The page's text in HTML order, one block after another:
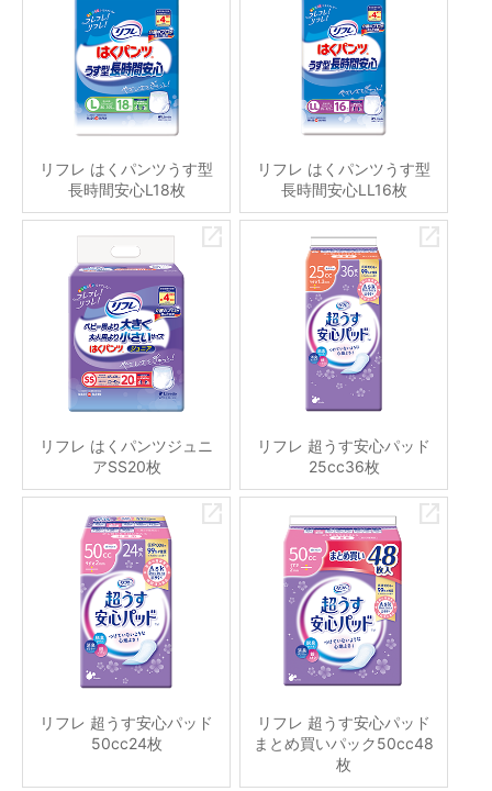
リフレ はくパンツうす型
長時間安心L18枚
リフレ はくパンツうす型
長時間安心LL16枚
リフレ はくパンツジュニ
アSS20枚
リフレ 超うす安心パッド
25cc36枚
リフレ 超うす安心パッド
50cc24枚
リフレ 超うす安心パッド
まとめ買いパック50cc48
枚